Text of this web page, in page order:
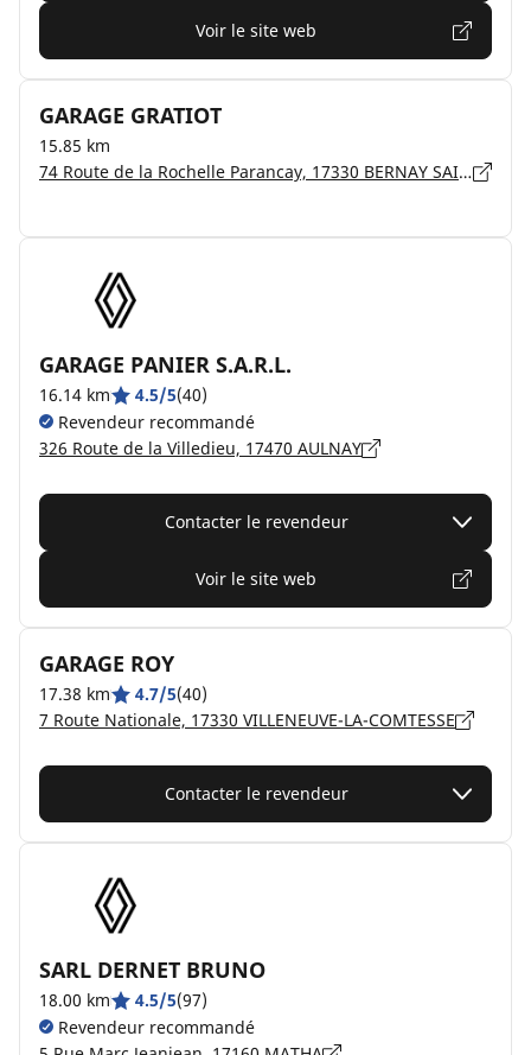
Voir le site web
GARAGE GRATIOT
15.85 km
74 Route de la Rochelle Parancay, 17330 BERNAY SAINT MARTIN
GARAGE PANIER S.A.R.L.
16.14 km 4.5/5(40)
Revendeur recommandé
326 Route de la Villedieu, 17470 AULNAY
Contacter le revendeur
Voir le site web
GARAGE ROY
17.38 km 4.7/5(40)
7 Route Nationale, 17330 VILLENEUVE-LA-COMTESSE
Contacter le revendeur
SARL DERNET BRUNO
18.00 km 4.5/5(97)
Revendeur recommandé